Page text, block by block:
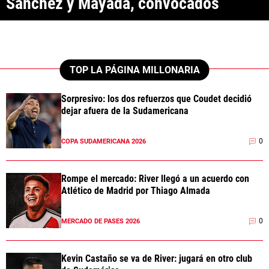
ANÁLISIS TÁCTICO
NOTICIAS
GUÍAS
CÓDIGOS
PRONÓSTICOS
APUESTA DEL DÍA
ESCRIBÍ EN LA PÁGINA MILLONARIAAPUESTAS
La Página Millonaria es un sitio no oficial, creado por socios e
hinchas de River y no tiene afiliación alguna con el club Atlético River
Plate.
Esta sección no tiene relación alguna con el club. Para visitar el sitio
TOP LA PÁGINA MILLONARIA
Sorpresivo: los dos refuerzos que Coudet decidió
dejar afuera de la Sudamericana
COPA SUDAMERICANA 2026 0
Rompe el mercado: River llegó a un acuerdo con
Atlético de Madrid por Thiago Almada
MERCADO DE PASES 2026 0
Kevin Castaño se va de River: jugará en otro club